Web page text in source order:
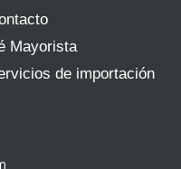
Mayorista
de importación